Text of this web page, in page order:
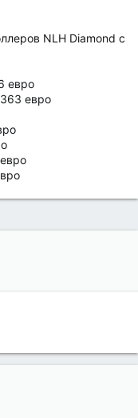
NLH Diamond с
евро
евро